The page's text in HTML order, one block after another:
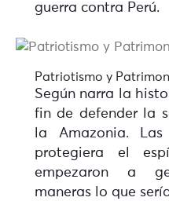
guerra contra Perú.
Patriotismo y
Según narra la
fin de defender la
la Amazonia.
protegiera el
empezaron a
maneras lo que